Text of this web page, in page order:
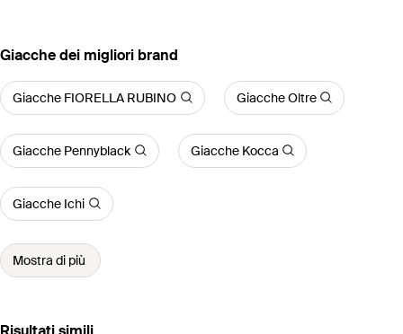
‪Giacche‬ dei migliori brand
Giacche FIORELLA RUBINO Giacche Oltre
Giacche Pennyblack Giacche Kocca
Giacche Ichi
Mostra di più